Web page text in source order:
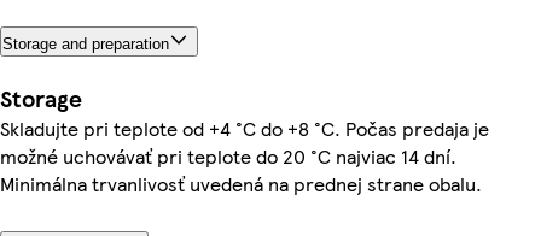
Storage and preparation
Storage
Skladujte pri teplote od +4 °C do +8 °C. Počas predaja je
možné uchovávať pri teplote do 20 °C najviac 14 dní.
Minimálna trvanlivosť uvedená na prednej strane obalu.